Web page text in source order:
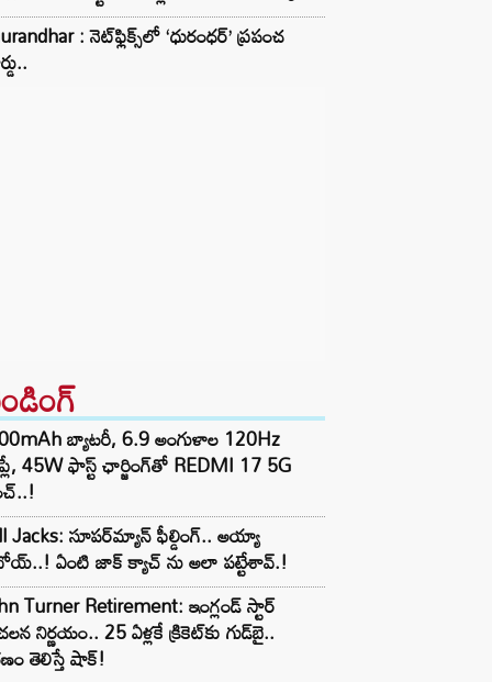
: నెట్‌ఫ్లిక్స్‌లో ‘ధురంధర్’ ప్రపంచ
బ్యాటరీ, 6.9 అంగుళాల 120Hz
45W ఫాస్ట్ ఛార్జింగ్‌తో REDMI 17 5G
Jacks: సూపర్‌మ్యాన్ ఫీల్డింగ్.. అయ్యా
ఏంటి జాక్ క్యాచ్ ను అలా పట్టేశావ్.!
Turner Retirement: ఇంగ్లండ్ స్టార్
నిర్ణయం.. 25 ఏళ్లకే క్రికెట్‌కు గుడ్‌బై..
తెలిస్తే షాక్!